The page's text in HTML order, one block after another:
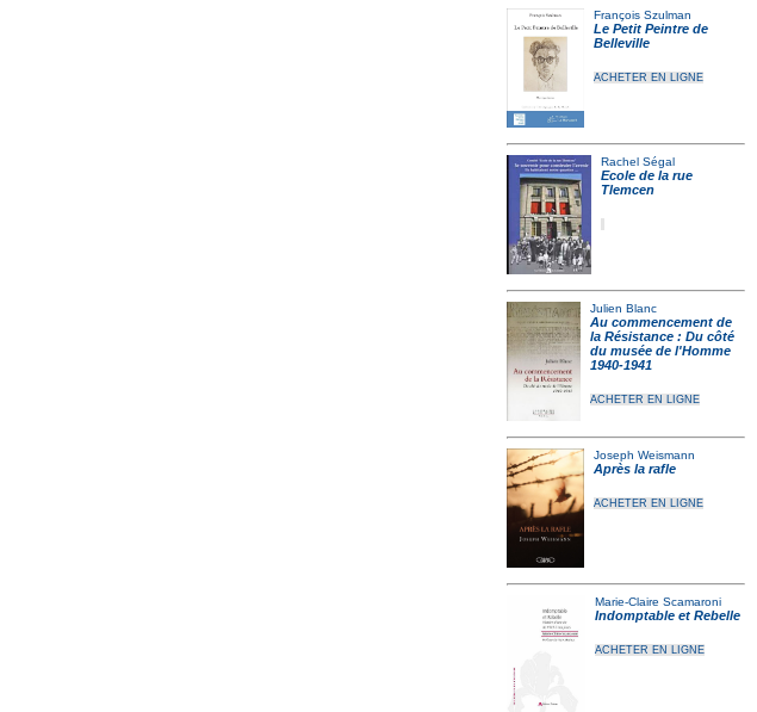
François Szulman
Le Petit Peintre de
Belleville
ACHETER EN LIGNE
Rachel Ségal
Ecole de la rue
Tlemcen
Julien Blanc
Au commencement de
la Résistance : Du côté
du musée de l'Homme
1940-1941
ACHETER EN LIGNE
Joseph Weismann
Après la rafle
ACHETER EN LIGNE
Marie-Claire Scamaroni
Indomptable et Rebelle
ACHETER EN LIGNE